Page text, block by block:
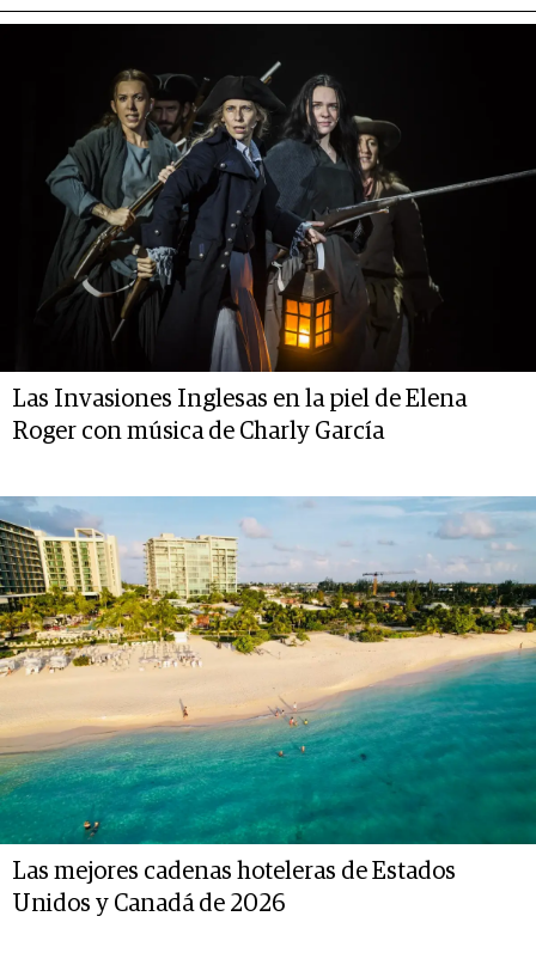
Las Invasiones Inglesas en la piel de Elena
Roger con música de Charly García
Las mejores cadenas hoteleras de Estados
Unidos y Canadá de 2026